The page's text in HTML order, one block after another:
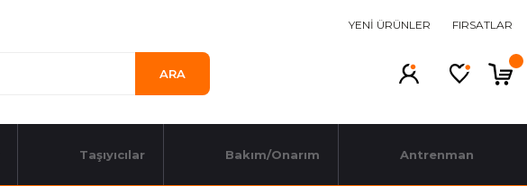
YENİ ÜRÜNLER FIRSATLAR
ARA
Taşıyıcılar Bakım/Onarım Antrenman